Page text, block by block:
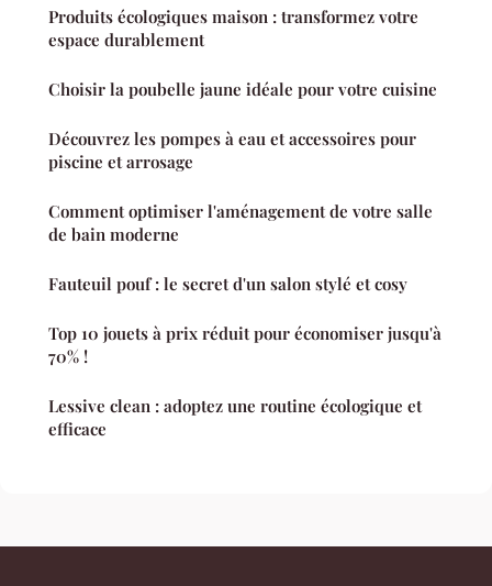
Produits écologiques maison : transformez votre
espace durablement
Choisir la poubelle jaune idéale pour votre cuisine
Découvrez les pompes à eau et accessoires pour
piscine et arrosage
Comment optimiser l'aménagement de votre salle
de bain moderne
Fauteuil pouf : le secret d'un salon stylé et cosy
Top 10 jouets à prix réduit pour économiser jusqu'à
70% !
Lessive clean : adoptez une routine écologique et
efficace